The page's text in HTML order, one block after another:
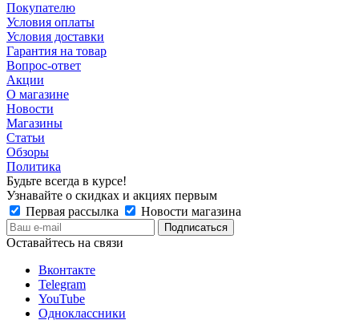
Покупателю
Условия оплаты
Условия доставки
Гарантия на товар
Вопрос-ответ
Акции
О магазине
Новости
Магазины
Статьи
Обзоры
Политика
Будьте всегда в курсе!
Узнавайте о скидках и акциях первым
Первая рассылка
Новости магазина
Оставайтесь на связи
Вконтакте
Telegram
YouTube
Одноклассники